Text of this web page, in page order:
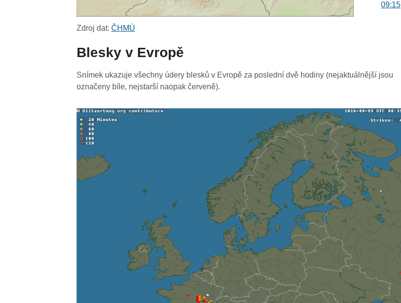
09:15
08:15
07:45
07:35
Zdroj dat:ČHMÚ
Blesky v Evropě
Snímek ukazuje všechny údery blesků v Evropě za poslední dvě hodiny (nejaktuálnější jsou
označeny bíle, nejstarší naopak červeně).